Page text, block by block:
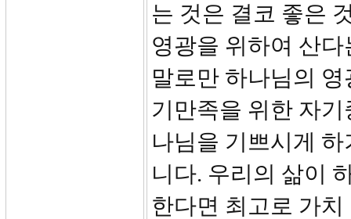
는 것은 결코 좋은
영광을 위하여 산
말로만 하나님의
기만족을 위한 자
나님을 기쁘시게
니다. 우리의 삶이
한다면 최고로 가